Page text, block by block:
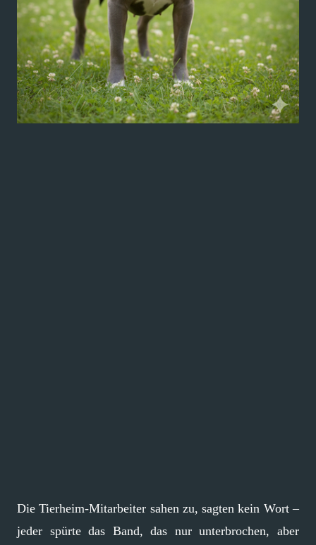
Die Tierheim-Mitarbeiter sahen zu, sagten kein Wort –
jeder spürte das Band, das nur unterbrochen, aber